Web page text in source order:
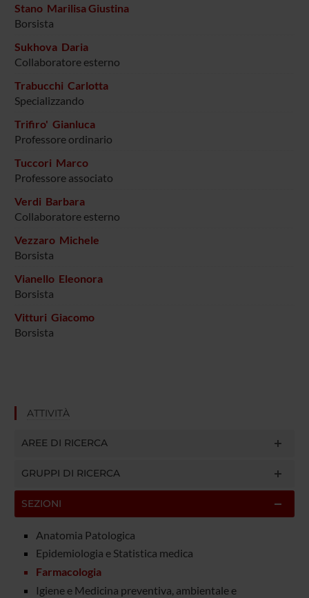
Stano Marilisa Giustina
Borsista
Sukhova Daria
Collaboratore esterno
Trabucchi Carlotta
Specializzando
Trifiro' Gianluca
Professore ordinario
Tuccori Marco
Professore associato
Verdi Barbara
Collaboratore esterno
Vezzaro Michele
Borsista
Vianello Eleonora
Borsista
Vitturi Giacomo
Borsista
ATTIVITÀ
AREE DI RICERCA
GRUPPI DI RICERCA
SEZIONI
Anatomia Patologica
Epidemiologia e Statistica medica
Farmacologia
Igiene e Medicina preventiva, ambientale e